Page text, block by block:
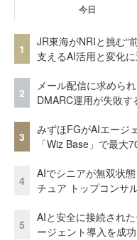
今日
1
JR東海がNRIと挑む“
支えるAI活用と変化
2
メール配信に求めら
DMARC運用が失敗
3
みずほFGがAIエージ
「Wiz Base」で最大
4
AIでシニアが無双状
チュア トップコンサ
5
AIと安全に接続され
ージェント導入を成